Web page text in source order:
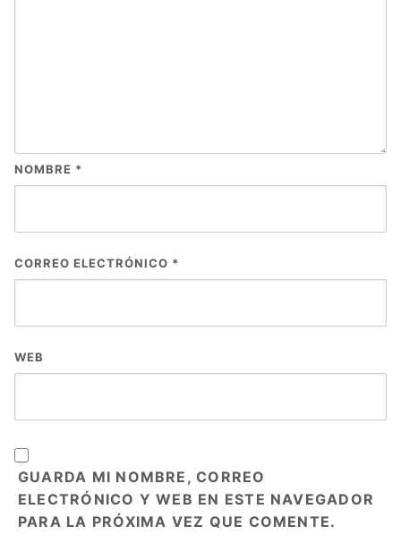
NOMBRE *
CORREO ELECTRÓNICO *
WEB
GUARDA MI NOMBRE, CORREO
ELECTRÓNICO Y WEB EN ESTE NAVEGADOR
PARA LA PRÓXIMA VEZ QUE COMENTE.